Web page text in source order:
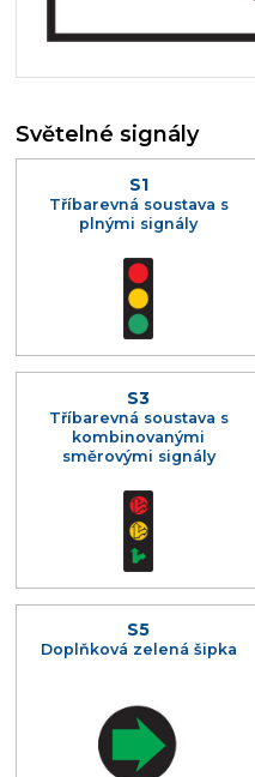
Světelné signály
S1
Tříbarevná soustava s
plnými signály
S3
Tříbarevná soustava s
kombinovanými
směrovými signály
S5
Doplňková zelená šipka